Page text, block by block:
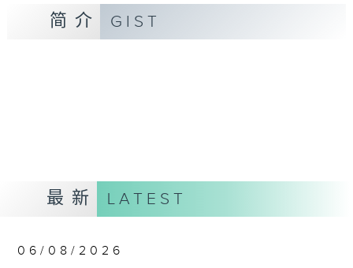
简介 GIST
最新 LATEST
06/08/2026